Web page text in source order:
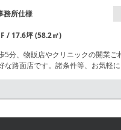
務所仕様
/ 17.6坪 (58.2㎡)
5分、物販店やクリニックの開業
路面店です。諸条件等、お気軽に